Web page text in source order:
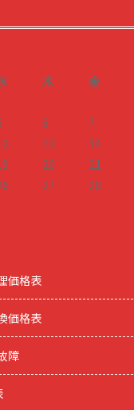
木 金
6 7
13 14
20 21
27 28
価格表
価格表
障